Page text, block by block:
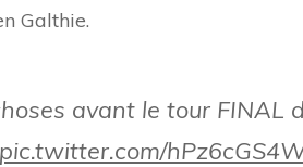
Galthie.
avant le tour FINAL
pic.twitter.com/